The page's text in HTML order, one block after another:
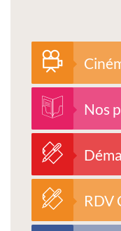
Nos
RDV